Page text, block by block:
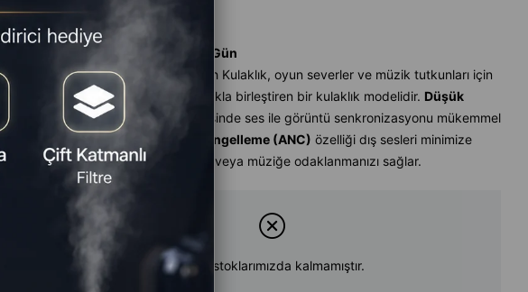
Satıcı : HZL STORE
Tahmini Teslim Süresi
Aynı Gün
Lenovo HQ08 TWS Bluetooth Kulaklık, oyun severler ve müzik tutkunları için
tasarlanmış, performansı şıklıkla birleştiren bir kulaklık modelidir. Düşük
gecikmeli oyun modu
sayesinde ses ile görüntü senkronizasyonu mükemmel
hale gelirken,
aktif gürültü engelleme (ANC) özelliği dış sesleri minimize
eder ve sizi tamamen oyuna veya müziğe odaklanmanızı sağlar.
Ürün stoklarımızda kalmamıştır.